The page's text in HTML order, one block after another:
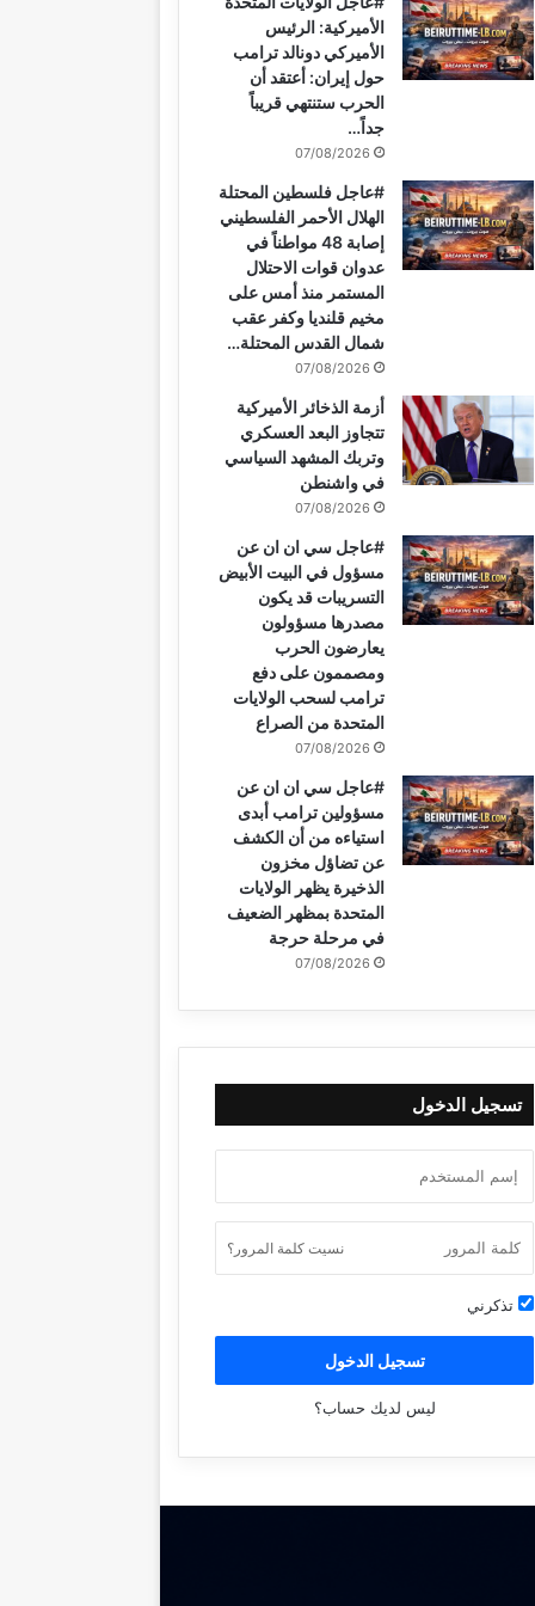
و
ك
ي
ر
ت
T
u
b
e
ق
ر
ا
م
ر
ا
م
الأميركية: الرئيس
الأميركي دونالد ترامب
حول إيران: أعتقد أن
الحرب ستنتهي قريباً
جداً…
07/08/2026
#عاجل فلسطين المحتلة
الهلال الأحمر الفلسطيني
إصابة 48 مواطناً في
عدوان قوات الاحتلال
المستمر منذ أمس على
مخيم قلنديا وكفر عقب
شمال القدس المحتلة…
07/08/2026
أزمة الذخائر الأميركية
تتجاوز البعد العسكري
وتربك المشهد السياسي
في واشنطن
07/08/2026
#عاجل سي ان ان عن
مسؤول في البيت الأبيض
التسريبات قد يكون
مصدرها مسؤولون
يعارضون الحرب
ومصممون على دفع
ترامب لسحب الولايات
المتحدة من الصراع
07/08/2026
#عاجل سي ان ان عن
مسؤولين ترامب أبدى
استياءه من أن الكشف
عن تضاؤل مخزون
الذخيرة يظهر الولايات
المتحدة بمظهر الضعيف
في مرحلة حرجة
07/08/2026
تسجيل الدخول
نسيت كلمة المرور؟
تذكرني
تسجيل الدخول
ليس لديك حساب؟